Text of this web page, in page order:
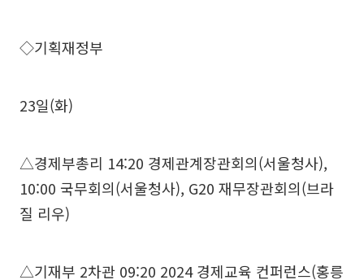
◇기획재정부
23일(화)
△경제부총리 14:20 경제관계장관회의(서울청사),
10:00 국무회의(서울청사), G20 재무장관회의(브라
질 리우)
△기재부 2차관 09:20 2024 경제교육 컨퍼런스(홍릉